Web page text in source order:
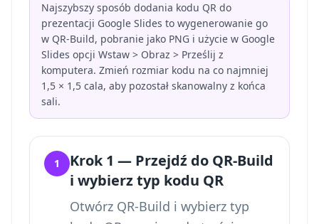
Najszybszy sposób dodania kodu QR do
prezentacji Google Slides to wygenerowanie go
w QR-Build, pobranie jako PNG i użycie w Google
Slides opcji Wstaw > Obraz > Prześlij z
komputera. Zmień rozmiar kodu na co najmniej
1,5 × 1,5 cala, aby pozostał skanowalny z końca
sali.
1
Krok 1 — Przejdź do QR-Build
i wybierz typ kodu QR
Otwórz QR-Build i wybierz typ